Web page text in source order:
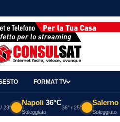
FORMAT TV
23°
Napoli 36°C
Soleggiato
36° / 25°
Salerno
Soleggiato